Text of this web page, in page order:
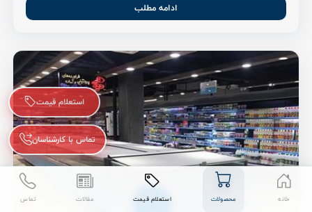
ادامه مطلب
تماس با کارشناسان
استعلام قیمت
خانه محصولات استعلام قیمت مقالات تماس